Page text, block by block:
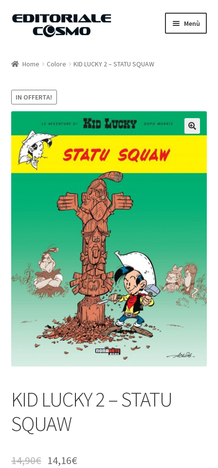
Vai
Vai
Menù
Carrello
Il mio account
Home Colore KID LUCKY 2 – STATU SQUAW
IN OFFERTA!
KID LUCKY 2 – STATU
SQUAW
14,90€ 14,16€